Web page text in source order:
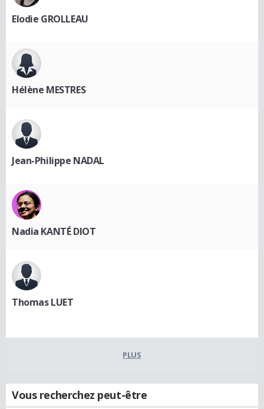
Elodie GROLLEAU
Hélène MESTRES
Jean-Philippe NADAL
Nadia KANTÉ DIOT
Thomas LUET
PLUS
Vous recherchez peut-être